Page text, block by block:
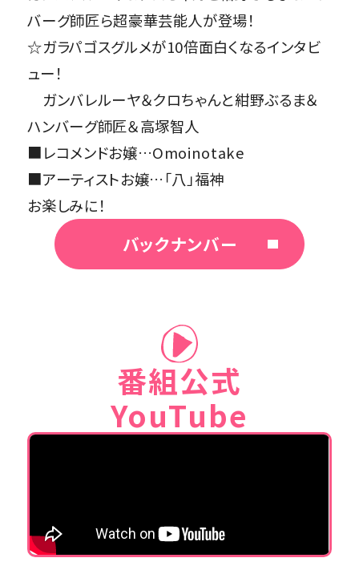
バーグ師匠ら超豪華芸能人が登場！
☆ガラパゴスグルメが10倍面白くなるインタビ
ュー！
ガンバレルーヤ＆クロちゃんと紺野ぶるま＆
ハンバーグ師匠＆高塚智人
■レコメンドお嬢…Omoinotake
■アーティストお嬢…「八」福神
お楽しみに！
バックナンバー
番組公式
YouTube